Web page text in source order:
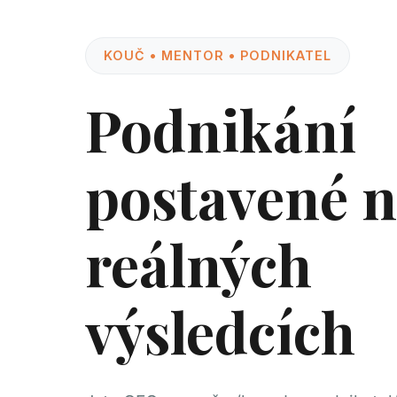
KOUČ • MENTOR • PODNIKATEL
Podnikání
postavené
reálných
výsledcích